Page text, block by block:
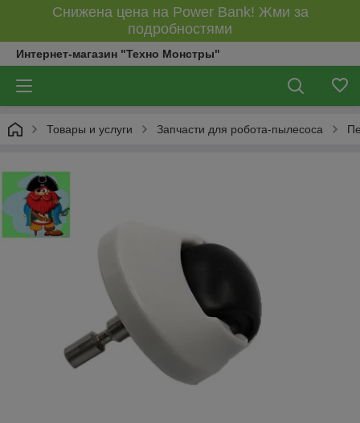
Снижена цена на Power Bank! Жми за
подробностями
Интернет-магазин "Техно Монстры"
Товары и услуги Запчасти для робота-пылесоса